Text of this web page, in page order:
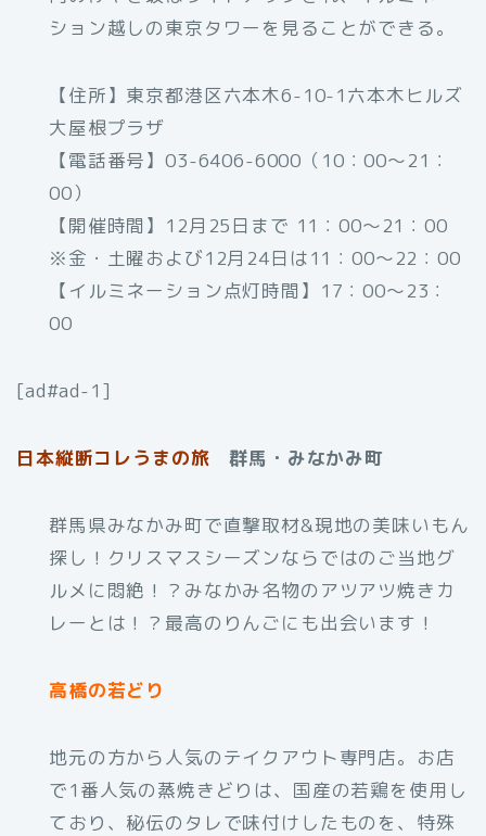
ション越しの東京タワーを見ることができる。
【住所】東京都港区六本木6-10-1六本木ヒルズ
大屋根プラザ
【電話番号】03-6406-6000（10：00～21：
00）
【開催時間】12月25日まで 11：00～21：00
※金・土曜および12月24日は11：00～22：00
【イルミネーション点灯時間】17：00～23：
00
[ad#ad-1]
日本縦断コレうまの旅 群馬・みなかみ町
群馬県みなかみ町で直撃取材&現地の美味いもん
探し！クリスマスシーズンならではのご当地グ
ルメに悶絶！？みなかみ名物のアツアツ焼きカ
レーとは！？最高のりんごにも出会います！
高橋の若どり
地元の方から人気のテイクアウト専門店。お店
で1番人気の蒸焼きどりは、国産の若鶏を使用し
ており、秘伝のタレで味付けしたものを、特殊